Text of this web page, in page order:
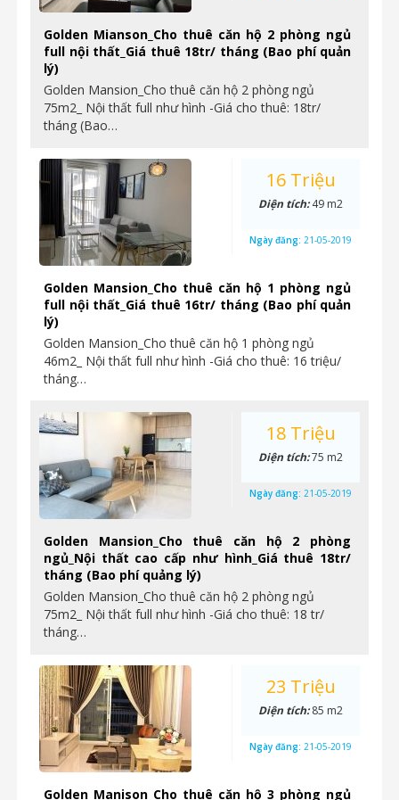
Golden Mianson_Cho thuê căn hộ 2 phòng ngủ
full nội thất_Giá thuê 18tr/ tháng (Bao phí quản
lý)
Golden Mansion_Cho thuê căn hộ 2 phòng ngủ
75m2_ Nội thất full như hình -Giá cho thuê: 18tr/
tháng (Bao…
Golden Mansion_Cho thuê căn hộ 1 phòng ngủ
full nội thất_Giá thuê 16tr/ tháng (Bao phí quản
lý)
Golden Mansion_Cho thuê căn hộ 1 phòng ngủ
46m2_ Nội thất full như hình -Giá cho thuê: 16 triệu/
tháng…
16 Triệu
Diện tích:49 m2
Ngày đăng: 21-05-2019
Golden Mansion_Cho thuê căn hộ 2 phòng
ngủ_Nội thất cao cấp như hình_Giá thuê 18tr/
tháng (Bao phí quảng lý)
Golden Mansion_Cho thuê căn hộ 2 phòng ngủ
75m2_ Nội thất full như hình -Giá cho thuê: 18 tr/
tháng…
18 Triệu
Diện tích:75 m2
Ngày đăng: 21-05-2019
Golden Manison_Cho thuê căn hộ 3 phòng ngủ
23 Triệu
Diện tích:85 m2
Ngày đăng: 21-05-2019